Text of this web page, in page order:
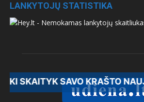
LANKYTOJŲ STATISTIKA
SAVO KRAŠTO NAUJIENAS -